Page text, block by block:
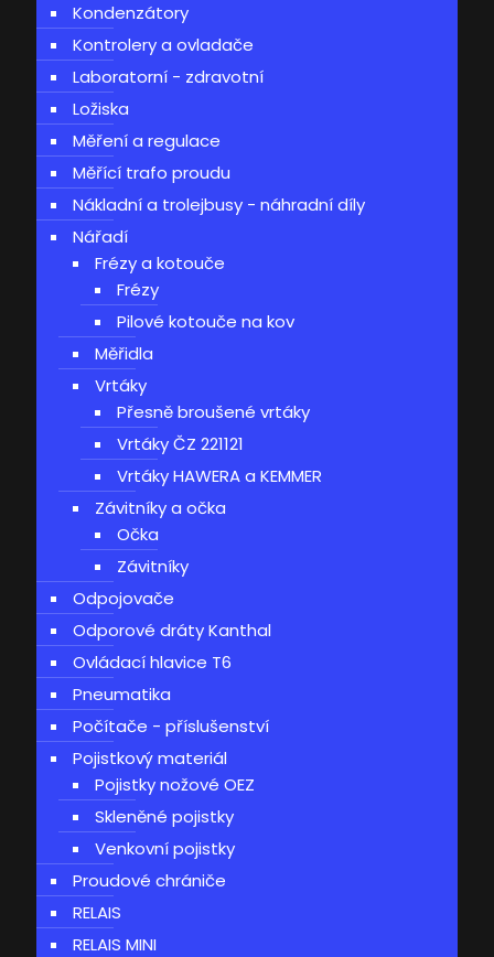
Kondenzátory
Kontrolery a ovladače
Laboratorní - zdravotní
Ložiska
Měření a regulace
Měřící trafo proudu
Nákladní a trolejbusy - náhradní díly
Nářadí
Frézy a kotouče
Frézy
Pilové kotouče na kov
Měřidla
Vrtáky
Přesně broušené vrtáky
Vrtáky ČZ 221121
Vrtáky HAWERA a KEMMER
Závitníky a očka
Očka
Závitníky
Odpojovače
Odporové dráty Kanthal
Ovládací hlavice T6
Pneumatika
Počítače - příslušenství
Pojistkový materiál
Pojistky nožové OEZ
Skleněné pojistky
Venkovní pojistky
Proudové chrániče
RELAIS
RELAIS MINI